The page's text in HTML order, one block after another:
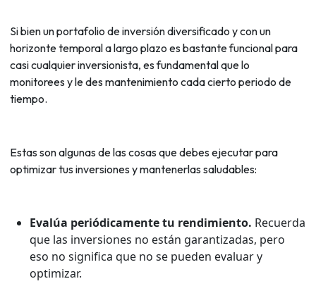
Si bien un portafolio de inversión diversificado y con un
horizonte temporal a largo plazo es bastante funcional para
casi cualquier inversionista, es fundamental que lo
monitorees y le des mantenimiento cada cierto periodo de
tiempo.
Estas son algunas de las cosas que debes ejecutar para
optimizar tus inversiones y mantenerlas saludables:
Evalúa periódicamente tu rendimiento. Recuerda
que las inversiones no están garantizadas, pero
eso no significa que no se pueden evaluar y
optimizar.